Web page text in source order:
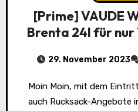
[Prime] VAUDE
Brenta 24l für
29. November 2023
Moin Moin, mit dem Eintritt der Winterzeit kommen
auch Rucksack-Angebote